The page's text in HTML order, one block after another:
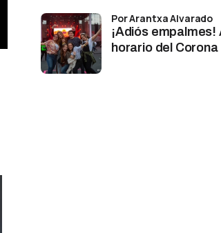
¡Adiós empalmes!
horario del
por Arantxa Alvarado